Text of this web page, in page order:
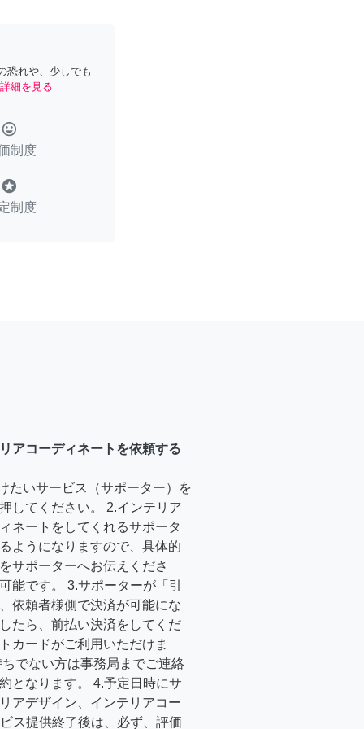
恐れや、少しでも
詳細を見る
tag_faces
制度
stars
制度
アコーディネートを依頼する
たいサービス（サポーター）を
してください。 2.インテリア
ネートをしてくれるサポータ
ようになりますので、具体的
サポーターへお伝えくださ
能です。 3.サポーターが「引
依頼者様側で決済が可能にな
たら、前払い決済をしてくだ
カードがご利用いただけま
でない方は事務局までご連絡
となります。 4.予定日時にサ
アデザイン、インテリアコー
ス提供終了後は、必ず、評価